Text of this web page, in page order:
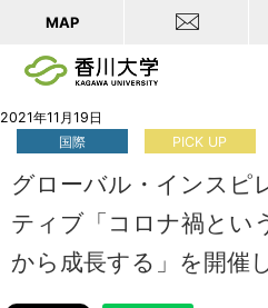
MAP
2021年11月19日
国際
PICK UP
グローバル・インスピ
ティブ「コロナ禍とい
から成長する」を開催